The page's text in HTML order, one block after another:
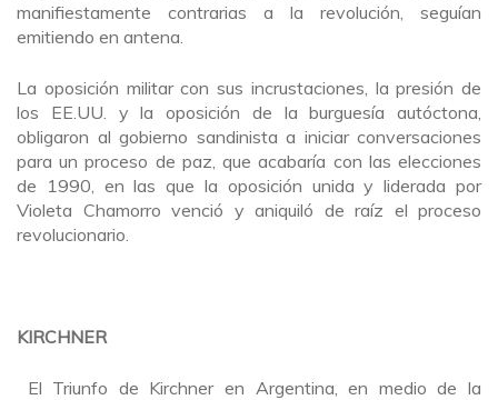
manifiestamente contrarias a la revolución, seguían
emitiendo en antena.
La oposición militar con sus incrustaciones, la presión de
los EE.UU. y la oposición de la burguesía autóctona,
obligaron al gobierno sandinista a iniciar conversaciones
para un proceso de paz, que acabaría con las elecciones
de 1990, en las que la oposición unida y liderada por
Violeta Chamorro venció y aniquiló de raíz el proceso
revolucionario.
KIRCHNER
El Triunfo de Kirchner en Argentina, en medio de la